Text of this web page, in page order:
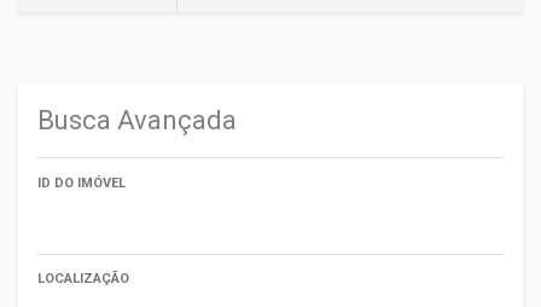
Busca Avançada
ID DO IMÓVEL
LOCALIZAÇÃO